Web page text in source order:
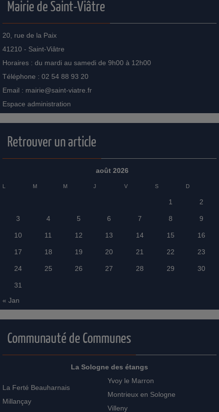
Mairie de Saint-Viâtre
20, rue de la Paix
41210 - Saint-Viâtre
Horaires : du mardi au samedi de 9h00 à 12h00
Téléphone : 02 54 88 93 20
Email : mairie@saint-viatre.fr
Espace administration
Retrouver un article
août 2026
L M M J V S D
1 2
3 4 5 6 7 8 9
10 11 12 13 14 15 16
17 18 19 20 21 22 23
24 25 26 27 28 29 30
31
« Jan
Communauté de Communes
La Sologne des étangs
La Ferté Beauharnais
Millançay
Yvoy le Marron
Montrieux en Sologne
Villeny